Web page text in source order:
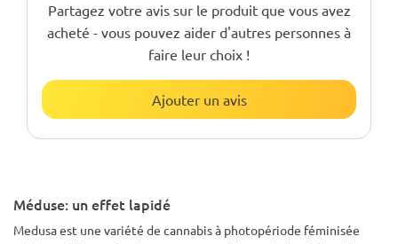
Partagez votre avis sur le produit que vous avez
acheté - vous pouvez aider d'autres personnes à
faire leur choix !
Ajouter un avis
Méduse: un effet lapidé
Medusa est une variété de cannabis à photopériode féminisée